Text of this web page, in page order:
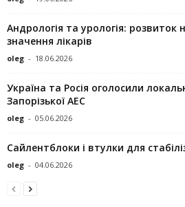
Андрологія та урологія: розвиток
значення лікарів
oleg - 18.06.2026
Україна та Росія оголосили
Запорізької АЕС
oleg - 05.06.2026
Сайлентблоки і втулки для
oleg - 04.06.2026